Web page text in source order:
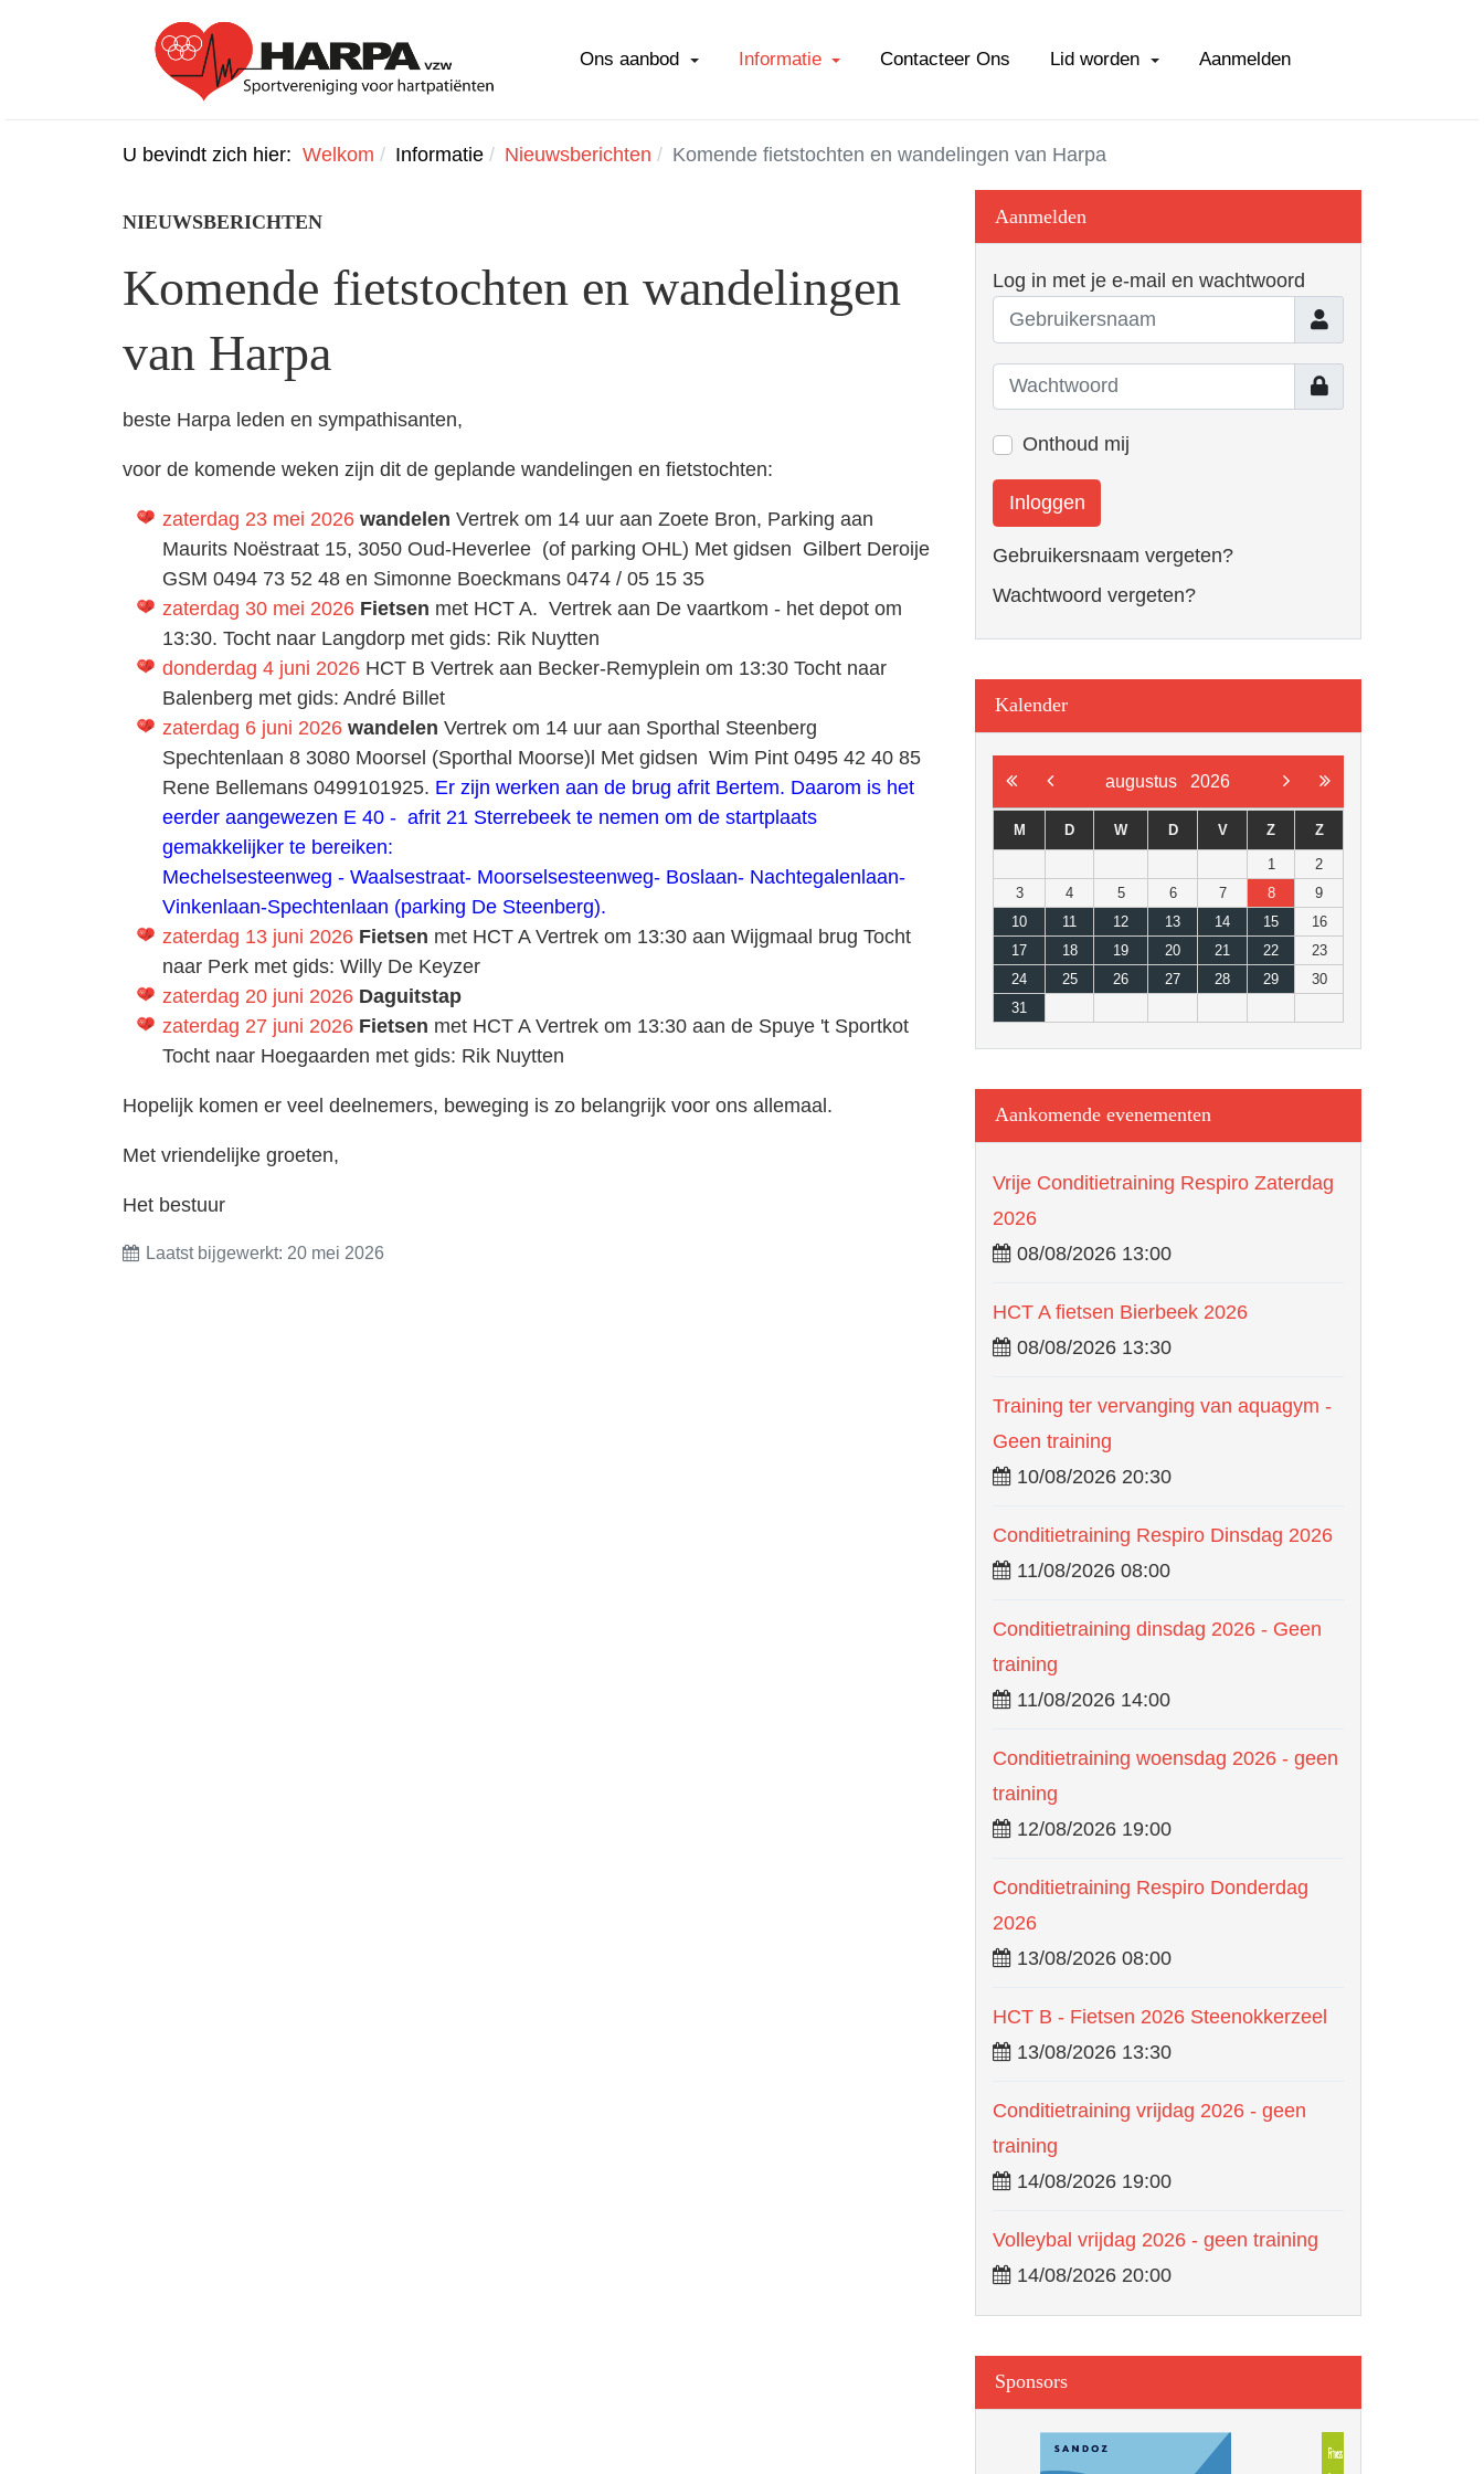
Ons aanbod Informatie Contacteer Ons Lid worden Aanmelden
U bevindt zich hier: Welkom Informatie Nieuwsberichten Komende fietstochten en wandelingen van Harpa
NIEUWSBERICHTEN
Komende fietstochten en wandelingen
van Harpa
beste Harpa leden en sympathisanten,
voor de komende weken zijn dit de geplande wandelingen en fietstochten:
zaterdag 23 mei 2026 wandelen Vertrek om 14 uur aan Zoete Bron, Parking aan
Maurits Noëstraat 15, 3050 Oud-Heverlee (of parking OHL) Met gidsen Gilbert Deroije
GSM 0494 73 52 48 en Simonne Boeckmans 0474 / 05 15 35
zaterdag 30 mei 2026 Fietsen met HCT A. Vertrek aan De vaartkom - het depot om
13:30. Tocht naar Langdorp met gids: Rik Nuytten
donderdag 4 juni 2026 HCT B Vertrek aan Becker-Remyplein om 13:30 Tocht naar
Balenberg met gids: André Billet
zaterdag 6 juni 2026 wandelen Vertrek om 14 uur aan Sporthal Steenberg
Spechtenlaan 8 3080 Moorsel (Sporthal Moorse)l Met gidsen Wim Pint 0495 42 40 85
Rene Bellemans 0499101925. Er zijn werken aan de brug afrit Bertem. Daarom is het
eerder aangewezen E 40 - afrit 21 Sterrebeek te nemen om de startplaats
gemakkelijker te bereiken:
Mechelsesteenweg - Waalsestraat- Moorselsesteenweg- Boslaan- Nachtegalenlaan-
Vinkenlaan-Spechtenlaan (parking De Steenberg).
zaterdag 13 juni 2026 Fietsen met HCT A Vertrek om 13:30 aan Wijgmaal brug Tocht
naar Perk met gids: Willy De Keyzer
zaterdag 20 juni 2026 Daguitstap
zaterdag 27 juni 2026 Fietsen met HCT A Vertrek om 13:30 aan de Spuye 't Sportkot
Tocht naar Hoegaarden met gids: Rik Nuytten
Hopelijk komen er veel deelnemers, beweging is zo belangrijk voor ons allemaal.
Met vriendelijke groeten,
Het bestuur
Laatst bijgewerkt: 20 mei 2026
Aanmelden
Log in met je e-mail en wachtwoord
Gebruikersnaam
Toon
Onthoud mij
Inloggen
Gebruikersnaam vergeten?
Wachtwoord vergeten?
Kalender
augustus 2026
M D W D V Z Z
1
2
3
4 5 6 7 8
9
10
11 12 13 14 15
16
17
18 19 20 21 22
23
24
25 26 27 28 29
30
31
Aankomende evenementen
Vrije Conditietraining Respiro Zaterdag
2026
08/08/2026 13:00
HCT A fietsen Bierbeek 2026
08/08/2026 13:30
Training ter vervanging van aquagym -
Geen training
10/08/2026 20:30
Conditietraining Respiro Dinsdag 2026
11/08/2026 08:00
Conditietraining dinsdag 2026 - Geen
training
11/08/2026 14:00
Conditietraining woensdag 2026 - geen
training
12/08/2026 19:00
Conditietraining Respiro Donderdag
2026
13/08/2026 08:00
HCT B - Fietsen 2026 Steenokkerzeel
13/08/2026 13:30
Conditietraining vrijdag 2026 - geen
training
14/08/2026 19:00
Volleybal vrijdag 2026 - geen training
14/08/2026 20:00
Sponsors